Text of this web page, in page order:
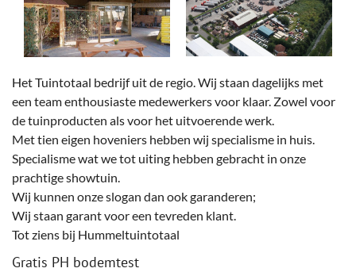
Het Tuintotaal bedrijf uit de regio. Wij staan dagelijks met
een team enthousiaste medewerkers voor klaar. Zowel voor
de tuinproducten als voor het uitvoerende werk.
Met tien eigen hoveniers hebben wij specialisme in huis.
Specialisme wat we tot uiting hebben gebracht in onze
prachtige showtuin.
Wij kunnen onze slogan dan ook garanderen;
Wij staan garant voor een tevreden klant.
Tot ziens bij Hummeltuintotaal
Gratis PH bodemtest